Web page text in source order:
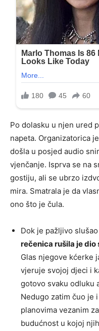
Po dolasku u njen ured
napeta. Organizatorica
došla u posjed audio
vjenčanje. Isprva se na
gostiju, ali se ubrzo
mira. Smatrala je da
ono što je čula.
Dok je pažljivo
rečenica rušila je
Glas njegove kćerke
vjeruje svojoj djeci i
gotovo svaku odluku
Nedugo zatim čuo je
planovima vezanim
budućnost u kojoj